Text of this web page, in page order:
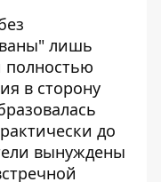
лишь
полностью
в сторону
до
вынуждены